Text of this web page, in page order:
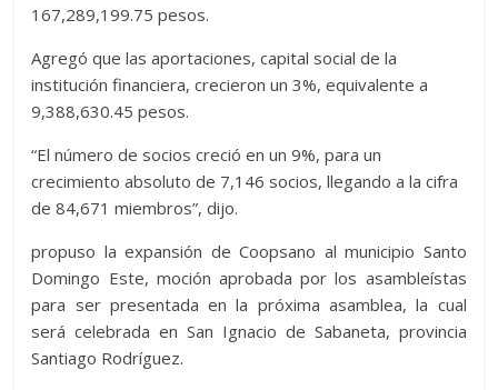
167,289,199.75 pesos.
Agregó que las aportaciones, capital social de la
institución financiera, crecieron un 3%, equivalente a
9,388,630.45 pesos.
“El número de socios creció en un 9%, para un
crecimiento absoluto de 7,146 socios, llegando a la cifra
de 84,671 miembros”, dijo.
propuso la expansión de Coopsano al municipio Santo
Domingo Este, moción aprobada por los asambleístas
para ser presentada en la próxima asamblea, la cual
será celebrada en San Ignacio de Sabaneta, provincia
Santiago Rodríguez.